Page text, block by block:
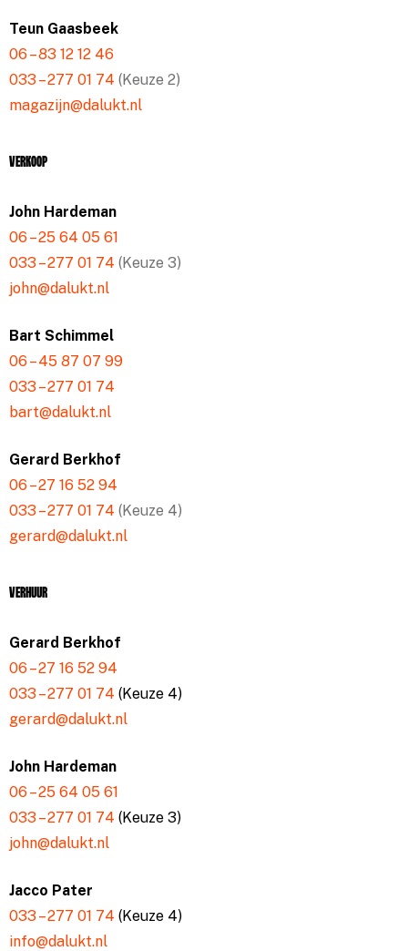
Teun Gaasbeek
06 – 83 12 12 46
033 – 277 01 74 (Keuze 2)
magazijn@dalukt.nl
Verkoop
John Hardeman
06 – 25 64 05 61
033 – 277 01 74 (Keuze 3)
john@dalukt.nl
Bart Schimmel
06 – 45 87 07 99
033 – 277 01 74
bart@dalukt.nl
Gerard Berkhof
06 – 27 16 52 94
033 – 277 01 74 (Keuze 4)
gerard@dalukt.nl
Verhuur
Gerard Berkhof
06 – 27 16 52 94
033 – 277 01 74 (Keuze 4)
gerard@dalukt.nl
John Hardeman
06 – 25 64 05 61
033 – 277 01 74 (Keuze 3)
john@dalukt.nl
Jacco Pater
033 – 277 01 74 (Keuze 4)
info@dalukt.nl